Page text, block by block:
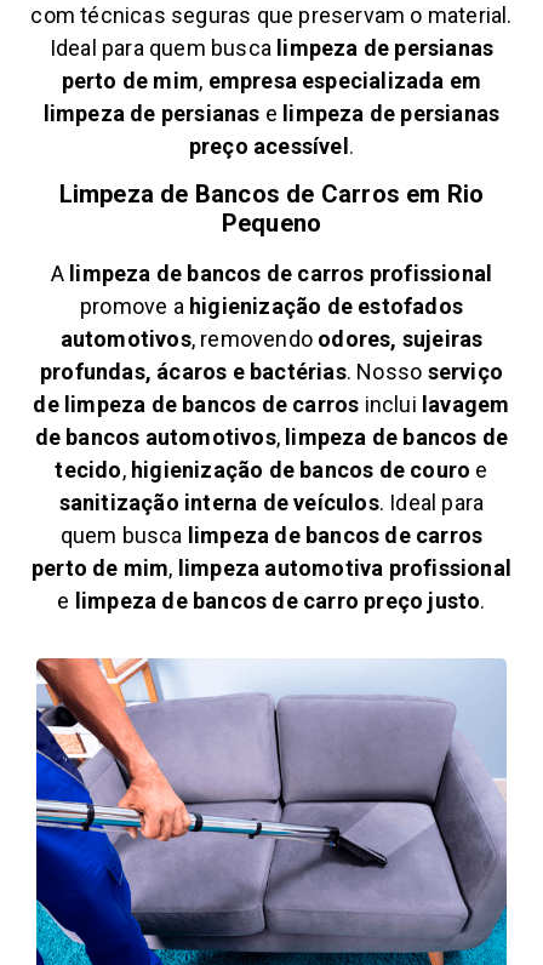
com técnicas seguras que preservam o material.
Ideal para quem busca limpeza de persianas
perto de mim, empresa especializada em
limpeza de persianas e limpeza de persianas
preço acessível.
Limpeza de Bancos de Carros em Rio
Pequeno
A limpeza de bancos de carros profissional
promove a higienização de estofados
automotivos, removendo odores, sujeiras
profundas, ácaros e bactérias. Nosso serviço
de limpeza de bancos de carros inclui lavagem
de bancos automotivos, limpeza de bancos de
tecido, higienização de bancos de couro e
sanitização interna de veículos. Ideal para
quem busca limpeza de bancos de carros
perto de mim, limpeza automotiva profissional
e limpeza de bancos de carro preço justo.